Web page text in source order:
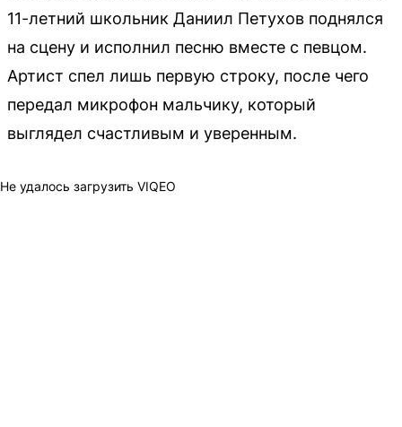
11-летний школьник Даниил Петухов поднялся
на сцену и исполнил песню вместе с певцом.
Артист спел лишь первую строку, после чего
передал микрофон мальчику, который
выглядел счастливым и уверенным.
Не удалось загрузить VIQEO